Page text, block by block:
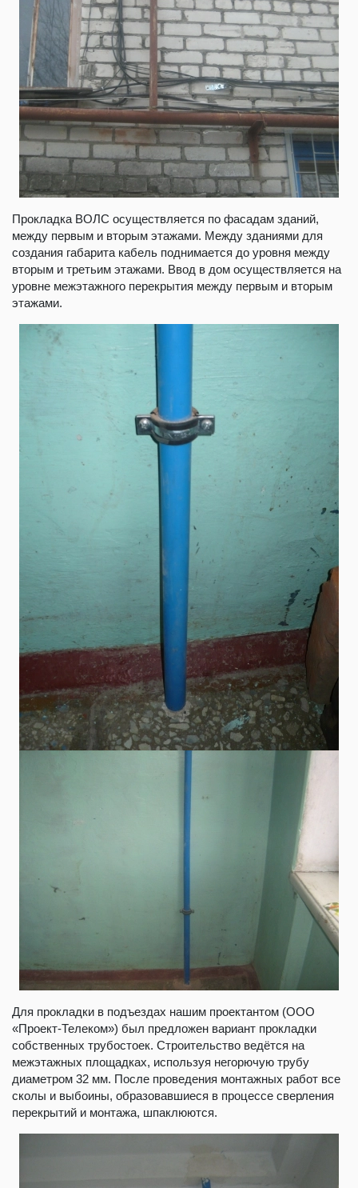
Прокладка ВОЛС осуществляется по фасадам зданий,
между первым и вторым этажами. Между зданиями для
создания габарита кабель поднимается до уровня между
вторым и третьим этажами. Ввод в дом осуществляется на
уровне межэтажного перекрытия между первым и вторым
этажами.
Для прокладки в подъездах нашим проектантом (ООО
«Проект-Телеком») был предложен вариант прокладки
собственных трубостоек. Строительство ведётся на
межэтажных площадках, используя негорючую трубу
диаметром 32 мм. После проведения монтажных работ все
сколы и выбоины, образовавшиеся в процессе сверления
перекрытий и монтажа, шпаклюются.